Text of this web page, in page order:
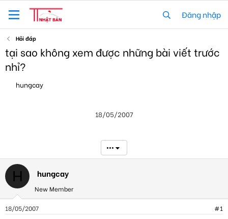
Đăng nhập
Hỏi đáp
tại sao không xem được những bài viết trước
nhỉ?
h
r
t
e
r
hungcay
18/05/2007
•••
H hungcay
New Member
18/05/2007 #1